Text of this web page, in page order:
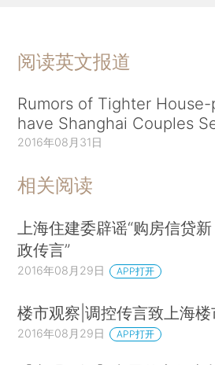
阅读英文报道
Rumors of Tighter
have Shanghai Couples
2016年08月31日
相关阅读
上海住建委辟谣“购房信贷新
政传言”
2016年08月29日 APP打开
楼市观察|调控传言致上海
2016年08月29日 APP打开